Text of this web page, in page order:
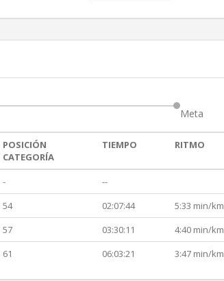
Meta
POSICIÓN
CATEGORÍA
TIEMPO RITMO
-
--
54 02:07:44
5:33 min/km
57 03:30:11
4:40 min/km
61 06:03:21 3:47 min/km